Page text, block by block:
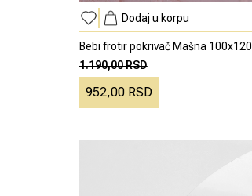
Dodaj u korpu
Bebi frotir pokrivač Mašna 100x120
1.190,00 RSD
952,00 RSD